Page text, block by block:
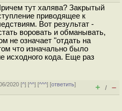
тут халява? Закрытый
приводящее к
Вот результат -
воровать и обманывать,
не означает "отдать на
что изначально было
исходного кода. Еще раз
2020 [^] [^^] [^^^] [ответить]
+ / –